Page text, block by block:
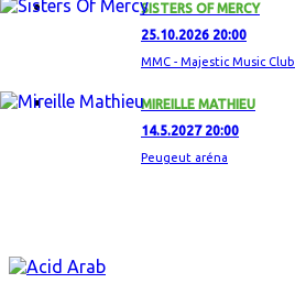
SISTERS OF MERCY
25.10.2026 20:00
MMC - Majestic Music Club
MIREILLE MATHIEU
14.5.2027 20:00
Peugeut aréna